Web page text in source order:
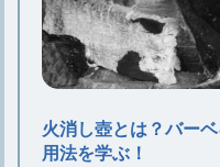
火消し壺とは？バー
用法を学ぶ！